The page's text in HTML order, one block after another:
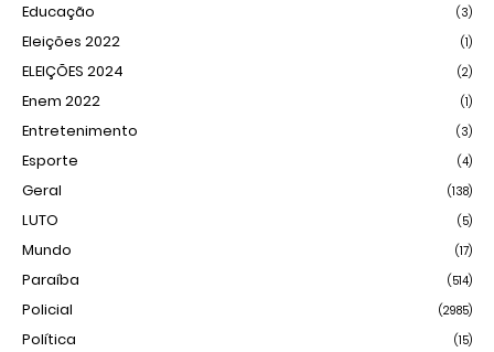
Educação (3)
Eleições 2022 (1)
ELEIÇÕES 2024 (2)
Enem 2022 (1)
Entretenimento (3)
Esporte (4)
Geral (138)
LUTO (5)
Mundo (17)
Paraíba (514)
Policial (2985)
Política (15)